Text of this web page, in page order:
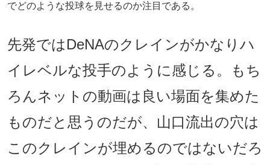
でどのような投球を見せるのか注目である。
先発ではDeNAのクレインがかなりハ
イレベルな投手のように感じる。もち
ろんネットの動画は良い場面を集めた
ものだと思うのだが、山口流出の穴は
このクレインが埋めるのではないだろ